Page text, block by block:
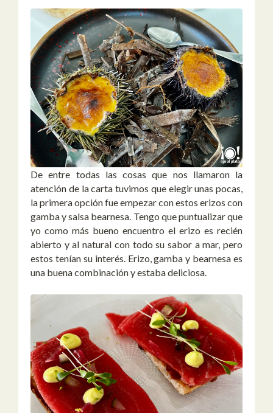
De entre todas las cosas que nos llamaron la
atención de la carta tuvimos que elegir unas pocas,
la primera opción fue empezar con estos erizos con
gamba y salsa bearnesa. Tengo que puntualizar que
yo como más bueno encuentro el erizo es recién
abierto y al natural con todo su sabor a mar, pero
estos tenían su interés. Erizo, gamba y bearnesa es
una buena combinación y estaba deliciosa.